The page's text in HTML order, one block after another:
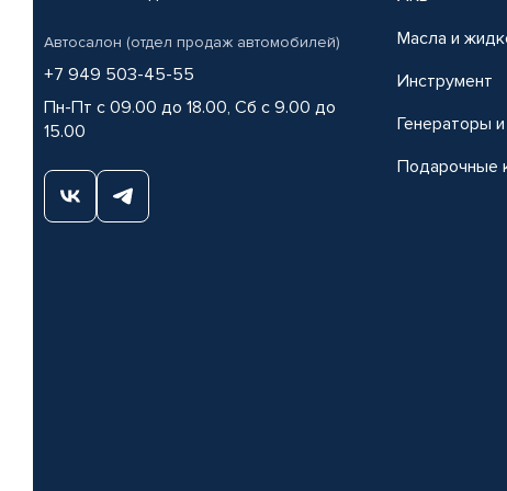
Автосалон (отдел продаж автомобилей)
+7 949 503-45-55
Пн-Пт с 09.00 до 18.00, Сб с 9.00 до
15.00
Масла и
Инструмент
Генераторы
Подарочные